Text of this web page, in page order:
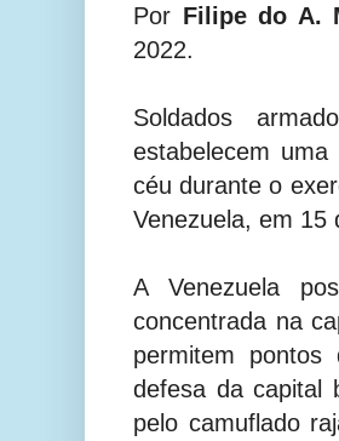
Por Filipe do A.
2022.
Soldados
estabelecem
céu durante o
Venezuela, em 15
A Venezuela
concentrada na
permitem pontos
defesa da capital
pelo camuflado